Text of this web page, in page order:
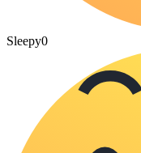
Sleepy0